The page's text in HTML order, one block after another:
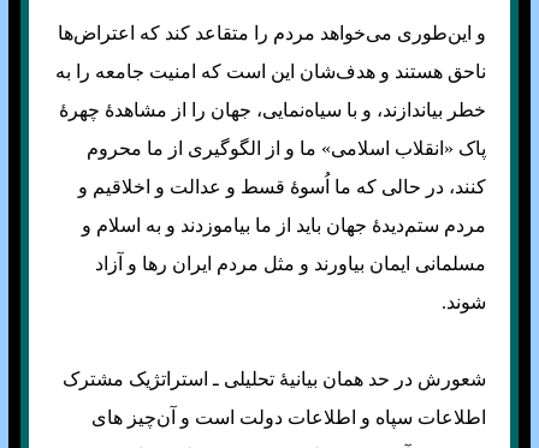
و این‌طوری می‌خواهد مردم را متقاعد کند که اعتراض‌ها
ناحق هستند و هدف‌شان این است که امنیت جامعه را به
خطر بیاندازند، و با سیاه‌نمایی، جهان را از مشاهدهٔ چهرهٔ
پاک «انقلاب اسلامی» ما و از الگوگیری از ما محروم
کنند، در حالی که ما اُسوهٔ قسط و عدالت و اخلاقیم و
مردم ستم‌دیدهٔ جهان باید از ما بیاموزدند و به اسلام و
مسلمانی ایمان بیاورند و مثل مردم ایران رها و آزاد
شوند.
شعورش در حد همان بیانیهٔ تحلیلی ـ استراتژیک مشترک
اطلاعات سپاه و اطلاعات دولت است و آن‌چیز های